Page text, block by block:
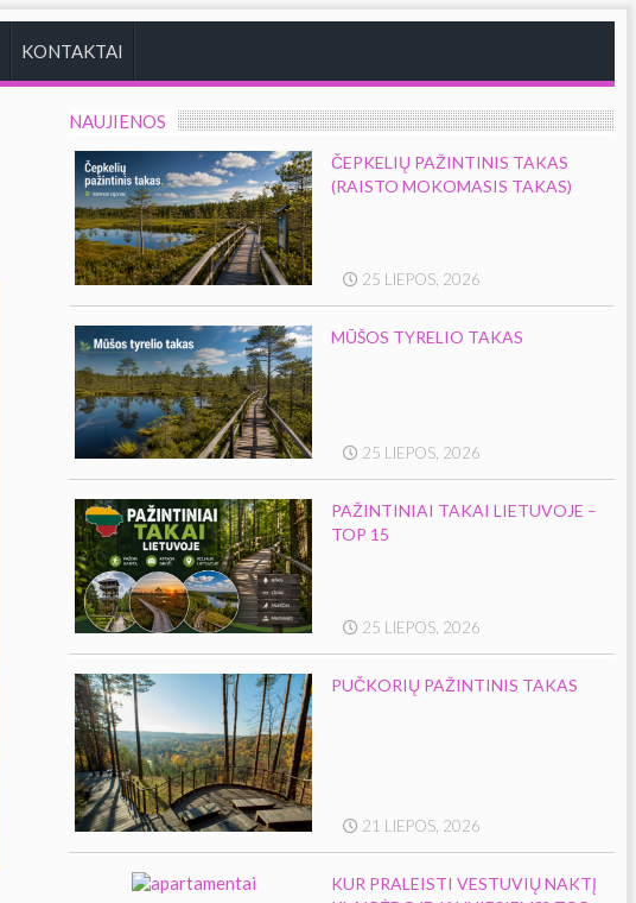
KONTAKTAI
NAUJIENOS
ČEPKELIŲ PAŽINTINIS TAKAS
(RAISTO MOKOMASIS TAKAS)
25 LIEPOS, 2026
MŪŠOS TYRELIO TAKAS
25 LIEPOS, 2026
PAŽINTINIAI TAKAI LIETUVOJE –
TOP 15
25 LIEPOS, 2026
PUČKORIŲ PAŽINTINIS TAKAS
21 LIEPOS, 2026
KUR PRALEISTI VESTUVIŲ NAKTĮ